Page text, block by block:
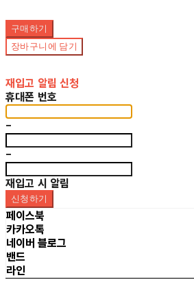
구매하기
장바구니에 담기
재입고 알림 신청
휴대폰 번호
-
-
재입고 시 알림
신청하기
페이스북
카카오톡
네이버 블로그
밴드
라인